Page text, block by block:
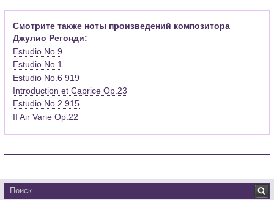
Смотрите также ноты произведений композитора
Джулио Регонди:
Estudio No.9
Estudio No.1
Estudio No.6 919
Introduction et Caprice Op.23
Estudio No.2 915
II Air Varie Op.22